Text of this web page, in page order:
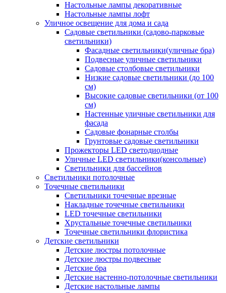
Настольные лампы декоративные
Настольные лампы лофт
Уличное освещение для дома и сада
Садовые светильники (садово-парковые
светильники)
Фасадные светильники(уличные бра)
Подвесные уличные светильники
Садовые столбовые светильники
Низкие садовые светильники (до 100
см)
Высокие садовые светильники (от 100
см)
Настенные уличные светильники для
фасада
Садовые фонарные столбы
Грунтовые садовые светильники
Прожекторы LED светодиодные
Уличные LED светильники(консольные)
Светильники для бассейнов
Светильники потолочные
Точечные светильники
Светильники точечные врезные
Накладные точечные светильники
LED точечные светильники
Хрустальные точечные светильники
Точечные светильники флористика
Детские светильники
Детские люстры потолочные
Детские люстры подвесные
Детские бра
Детские настенно-потолочные светильники
Детские настольные лампы